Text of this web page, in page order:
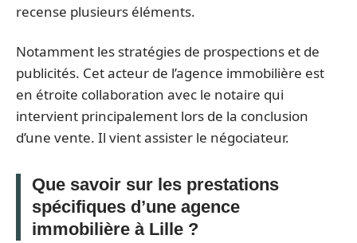
recense plusieurs éléments.
Notamment les stratégies de prospections et de
publicités. Cet acteur de l’agence immobilière est
en étroite collaboration avec le notaire qui
intervient principalement lors de la conclusion
d’une vente. Il vient assister le négociateur.
Que savoir sur les prestations
spécifiques d’une agence
immobilière à Lille ?